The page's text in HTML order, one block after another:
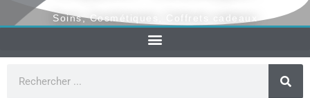
Soins, Cosmétiques, Coffrets cadeaux